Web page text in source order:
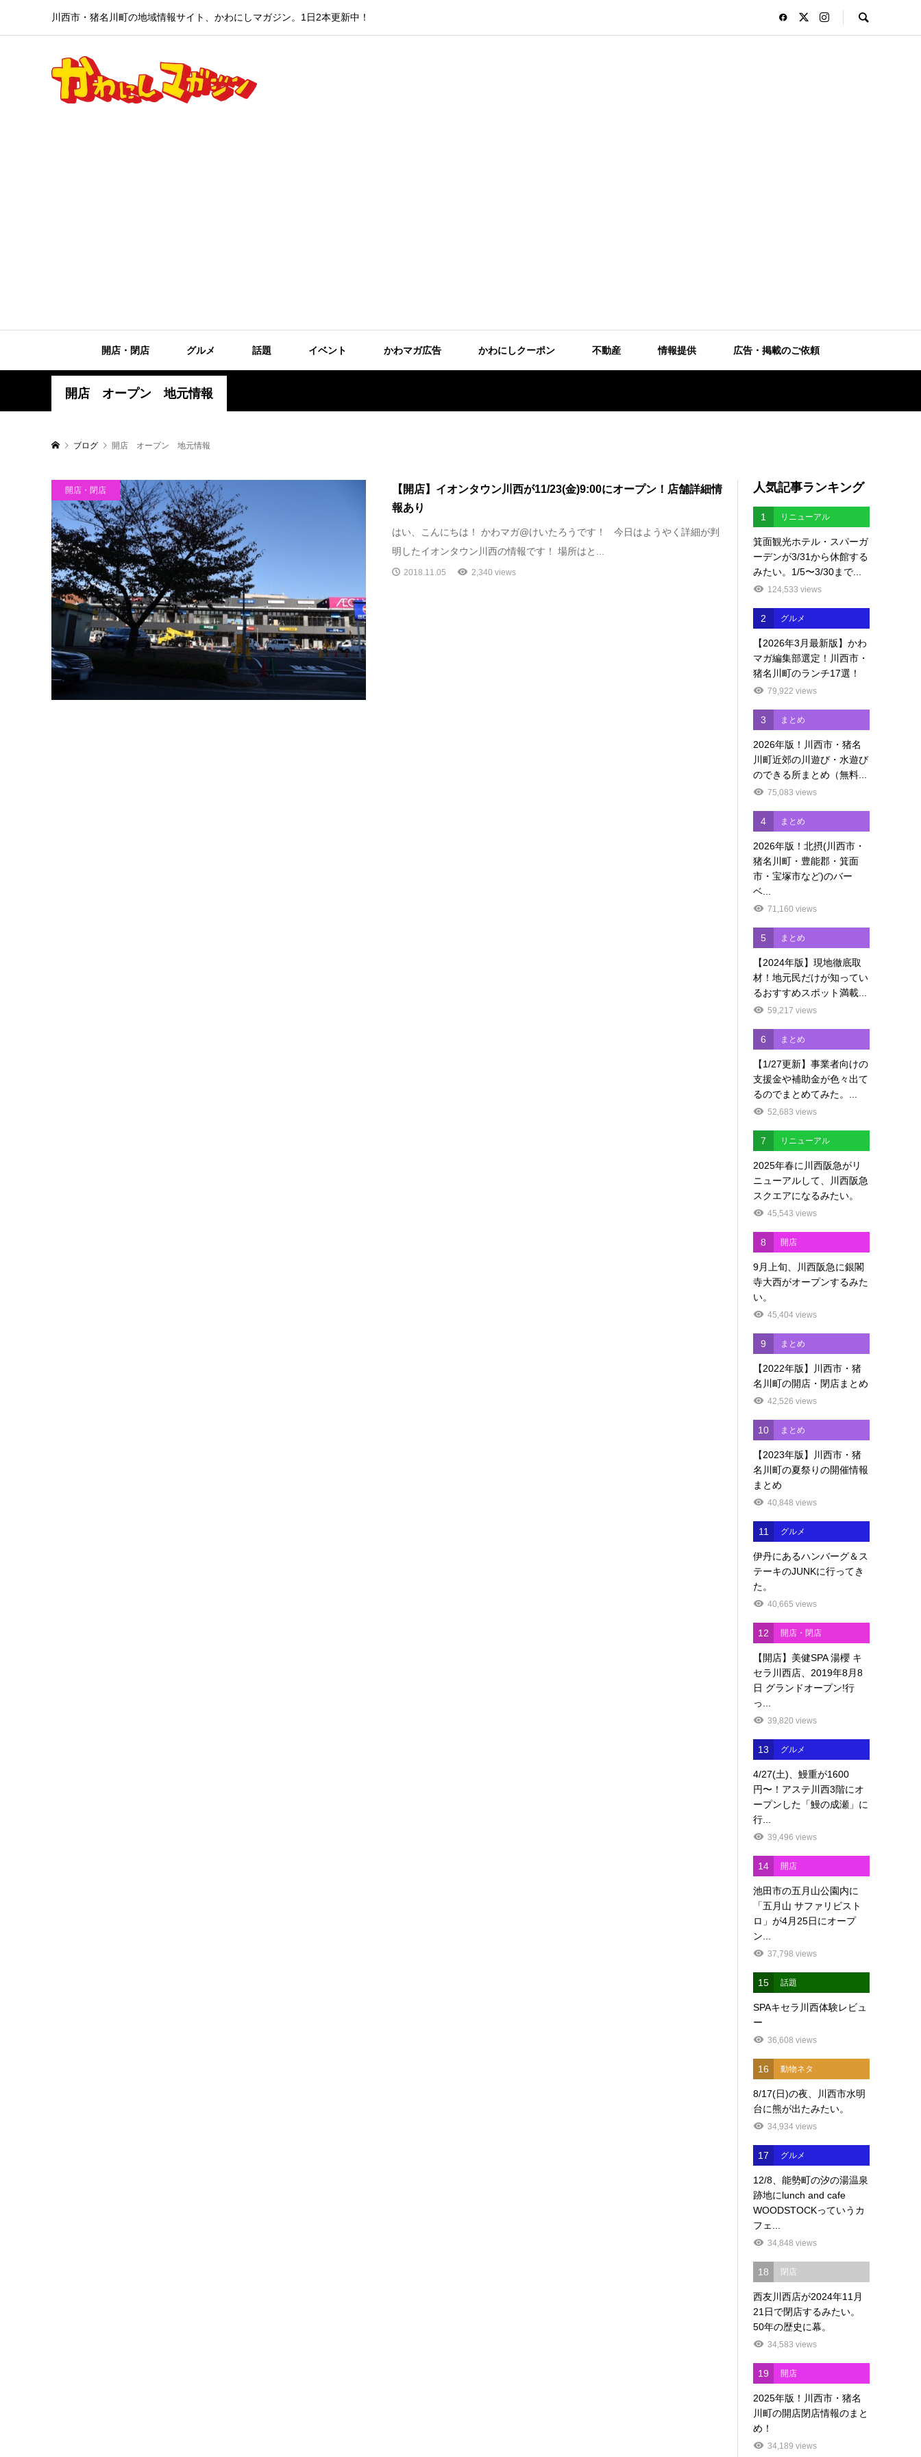
川西市・猪名川町の地域情報サイト、かわにしマガジン。1日2本更新中！
開店・閉店 グルメ 話題 イベント かわマガ広告 かわにしクーポン 不動産 情報提供 広告・掲載のご依頼
開店 オープン 地元情報
ブログ 開店 オープン 地元情報
開店・閉店
【開店】イオンタウン川西が11/23(金)9:00にオープン！店舗詳細情
報あり
はい、こんにちは！ かわマガ@けいたろうです！ 今日はようやく詳細が判
明したイオンタウン川西の情報です！ 場所はと...
2018.11.05 2,340 views
人気記事ランキング
1 リニューアル
箕面観光ホテル・スパーガ
ーデンが3/31から休館する
みたい。1/5〜3/30まで...
124,533 views
2 グルメ
【2026年3月最新版】かわ
マガ編集部選定！川西市・
猪名川町のランチ17選！
79,922 views
3 まとめ
2026年版！川西市・猪名
川町近郊の川遊び・水遊び
のできる所まとめ（無料...
75,083 views
4 まとめ
2026年版！北摂(川西市・
猪名川町・豊能郡・箕面
市・宝塚市など)のバー
ベ...
71,160 views
5 まとめ
【2024年版】現地徹底取
材！地元民だけが知ってい
るおすすめスポット満載...
59,217 views
6 まとめ
【1/27更新】事業者向けの
支援金や補助金が色々出て
るのでまとめてみた。...
52,683 views
7 リニューアル
2025年春に川西阪急がリ
ニューアルして、川西阪急
スクエアになるみたい。
45,543 views
8 開店
9月上旬、川西阪急に銀閣
寺大西がオープンするみた
い。
45,404 views
9 まとめ
【2022年版】川西市・猪
名川町の開店・閉店まとめ
42,526 views
10 まとめ
【2023年版】川西市・猪
名川町の夏祭りの開催情報
まとめ
40,848 views
11 グルメ
伊丹にあるハンバーグ＆ス
テーキのJUNKに行ってき
た。
40,665 views
12 開店・閉店
【開店】美健SPA 湯櫻 キ
セラ川西店、2019年8月8
日 グランドオープン!行
っ...
39,820 views
13 グルメ
4/27(土)、鰻重が1600
円〜！アステ川西3階にオ
ープンした「鰻の成瀬」に
行...
39,496 views
14 開店
池田市の五月山公園内に
「五月山 サファリビスト
ロ」が4月25日にオープ
ン...
37,798 views
15 話題
SPAキセラ川西体験レビュ
ー
36,608 views
16 動物ネタ
8/17(日)の夜、川西市水明
台に熊が出たみたい。
34,934 views
17 グルメ
12/8、能勢町の汐の湯温泉
跡地にlunch and cafe
WOODSTOCKっていうカ
フェ...
34,848 views
18 閉店
西友川西店が2024年11月
21日で閉店するみたい。
50年の歴史に幕。
34,583 views
19 開店
2025年版！川西市・猪名
川町の開店閉店情報のまと
め！
34,189 views